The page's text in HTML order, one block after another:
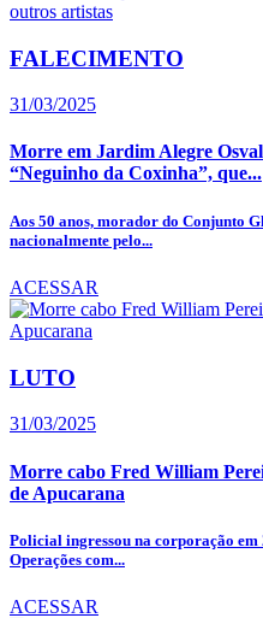
FALECIMENTO
31/03/2025
Morre em Jardim Alegre
“Neguinho da Coxinha”, que...
Aos 50 anos, morador do Conjunto
nacionalmente pelo...
ACESSAR
LUTO
31/03/2025
Morre cabo Fred William
de Apucarana
Policial ingressou na corporação em
Operações com...
ACESSAR